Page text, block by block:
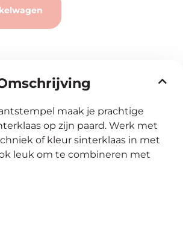
maak je prachtige
op zijn paard. Werk met
of kleur sinterklaas in met
leuk om te combineren met